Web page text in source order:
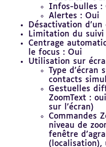
Infos-bulles :
Alertes : Oui
Désactivation
Limitation du suivi
Centrage
le focus : Oui
Utilisation sur
Type d’écran
contacts
Gestuelles
ZoomText :
sur l’écran)
Commandes
niveau de
fenêtre